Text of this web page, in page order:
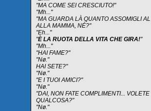
"MA COME SEI CRESCIUTO!"
"Mh..."
"MA GUARDA LÀ QUANTO ASSOMIGLI
ALLA MAMMA, NÉ?"
"Eh..."
"È LA RUOTA DELLA VITA CHE GIRA!"
"Mh..."
"HAI FAME?"
"Nø."
HAI SETE?"
"Nø."
"E I TUOI AMICI?"
"Nø."
"DAI, NON FATE COMPLIMENTI... VOLETE
QUALCOSA?"
"Nø."